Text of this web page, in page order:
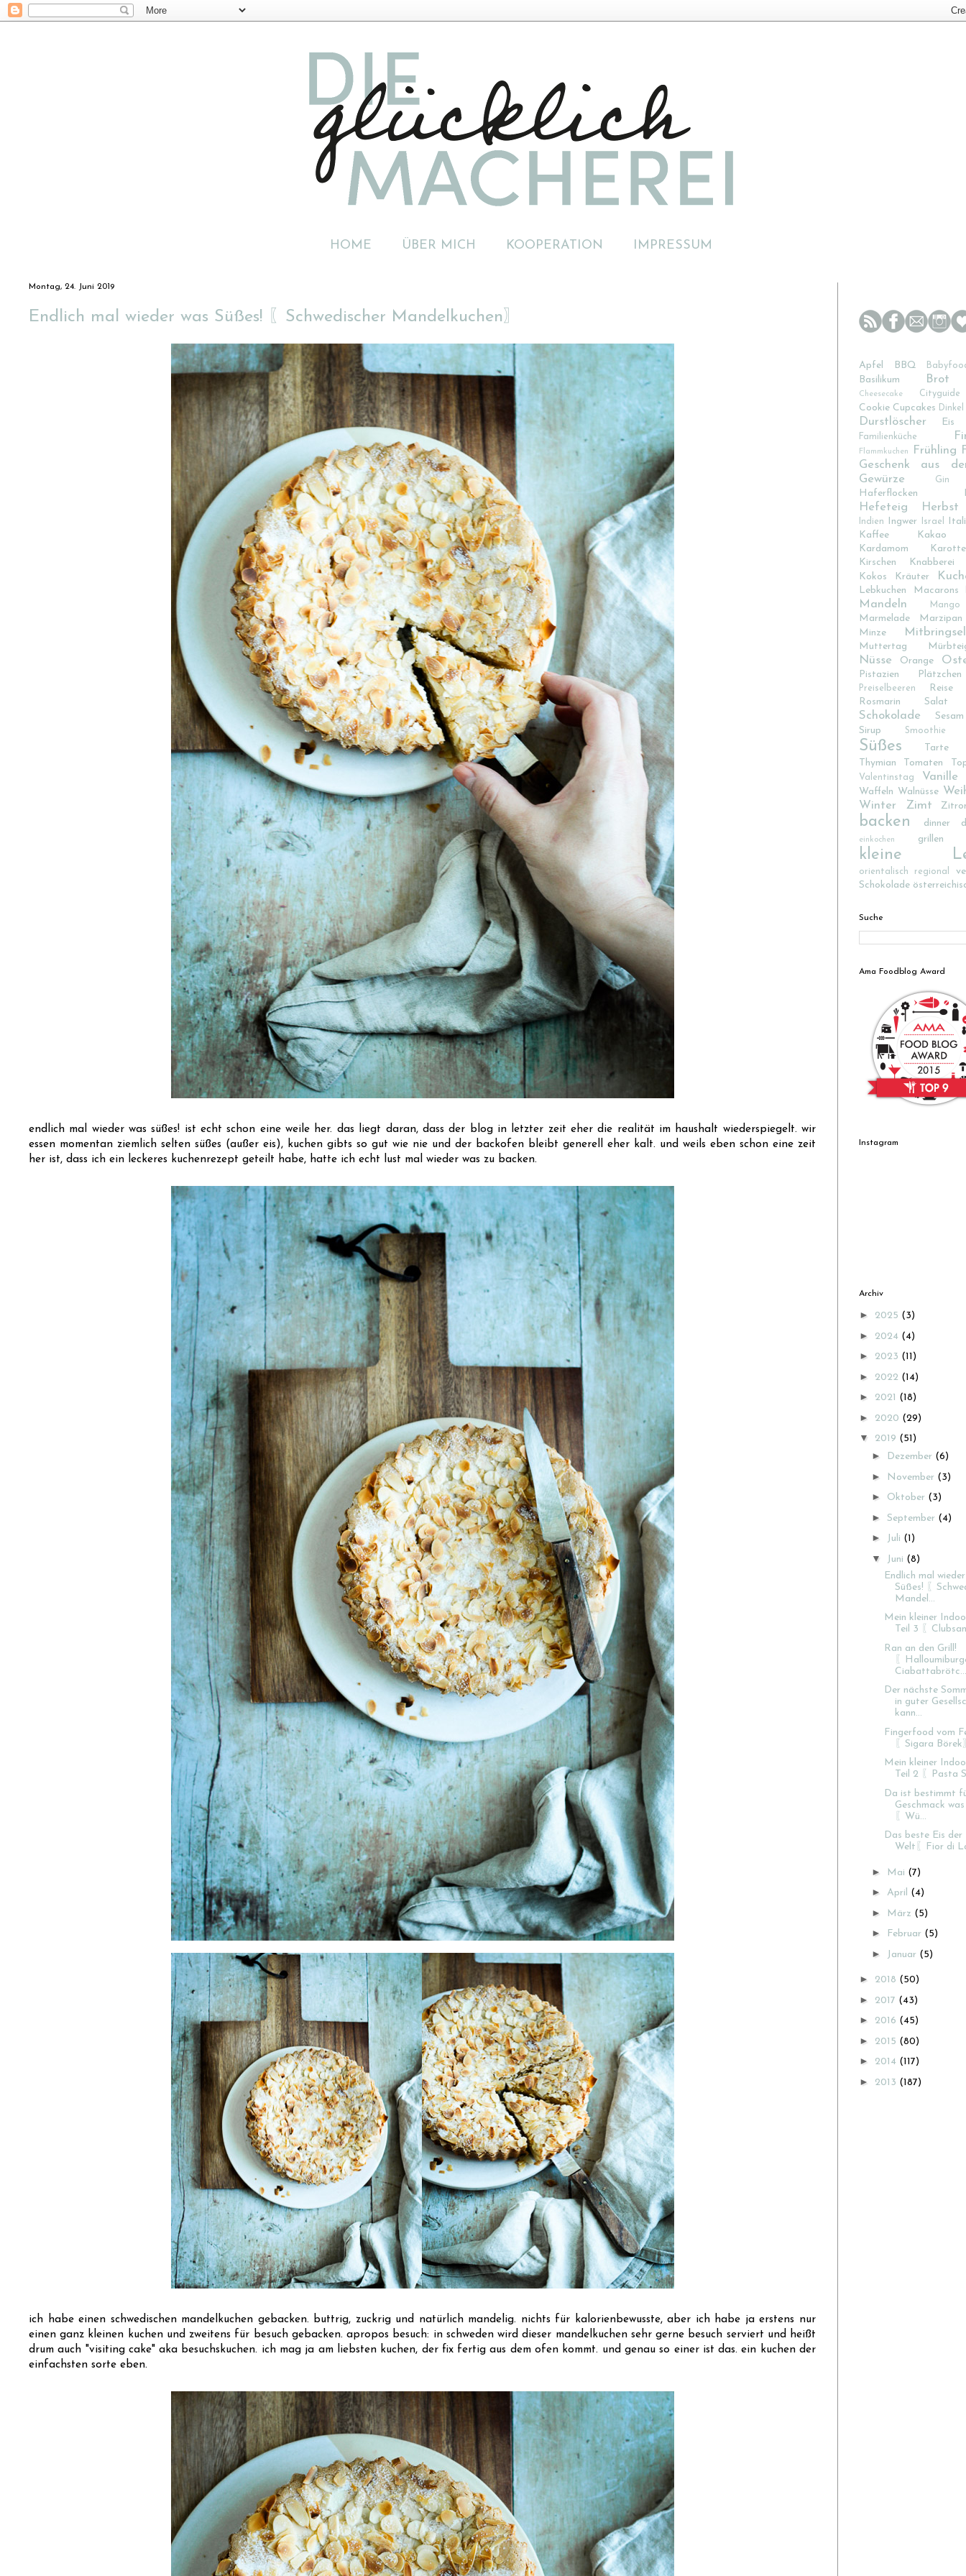
HOME ÜBER MICH KOOPERATION IMPRESSUM
Montag, 24. Juni 2019
Endlich mal wieder was Süßes! 〖Schwedischer Mandelkuchen〗
endlich mal wieder was süßes! ist echt schon eine weile her. das liegt daran, dass der blog in letzter zeit eher die realität im haushalt wiederspiegelt. wir
essen momentan ziemlich selten süßes (außer eis), kuchen gibts so gut wie nie und der backofen bleibt generell eher kalt. und weils eben schon eine zeit
her ist, dass ich ein leckeres kuchenrezept geteilt habe, hatte ich echt lust mal wieder was zu backen.
ich habe einen schwedischen mandelkuchen gebacken. buttrig, zuckrig und natürlich mandelig. nichts für kalorienbewusste, aber ich habe ja erstens nur
einen ganz kleinen kuchen und zweitens für besuch gebacken. apropos besuch: in schweden wird dieser mandelkuchen sehr gerne besuch serviert und heißt
drum auch "visiting cake" aka besuchskuchen. ich mag ja am liebsten kuchen, der fix fertig aus dem ofen kommt. und genau so einer ist das. ein kuchen der
einfachsten sorte eben.
Apfel BBQ
Basilikum Brot
Cheesecake Cityguide
Cookie Cupcakes Dinkel
Durstlöscher Eis
Familienküche
Flammkuchen Frühling
Geschenk aus
Gewürze
Gin
Haferflocken
Hefeteig Herbst
Indien Ingwer Israel
Kaffee
Kakao
Kardamom
Karotte
Kirschen
Knabberei
Kokos
Kräuter
Lebkuchen Macarons
Mandeln Mango
Marmelade
Marzipan
Minze
Mitbringsel
Muttertag
Nüsse Orange
Pistazien Plätzchen
Preiselbeeren
Reise
Rosmarin
Salat
Schokolade
Sesam
Sirup
Smoothie
Süßes
Tarte
Thymian
Tomaten
Valentinstag Vanille
Waffeln Walnüsse
Winter
Zimt
backen dinner
einkochen grillen
kleine
orientalisch regional
Schokolade
Suche
Ama Foodblog Award
Instagram
Archiv
► 2025 (3)
► 2024 (4)
► 2023 (11)
► 2022 (14)
► 2021 (18)
► 2020 (29)
▼ 2019 (51)
► Dezember (6)
► November (3)
► Oktober (3)
► September (4)
► Juli (1)
▼ Juni (8)
Endlich mal
Süßes! 〖
Mandel...
Mein kleiner
Teil 3 〖
Ran an den Grill!
〖
Ciabattabrötc...
Der nächste
in guter
kann...
Fingerfood vom
〖Sigara Börek
Mein kleiner
Teil 2 〖Pasta
Da ist bestimmt
Geschmack
〖Wü...
Das beste Eis der
Welt〖Fior di
► Mai (7)
► April (4)
► März (5)
► Februar (5)
► Januar (5)
► 2018 (50)
► 2017 (43)
► 2016 (45)
► 2015 (80)
► 2014 (117)
► 2013 (187)